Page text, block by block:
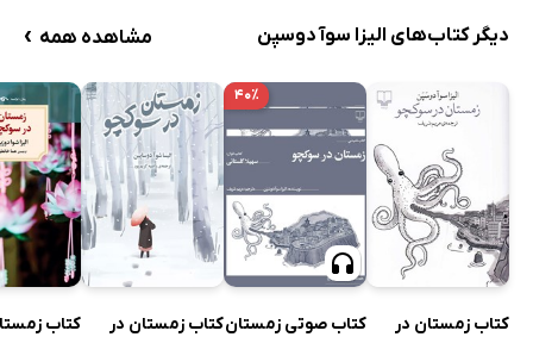
دیگر کتاب‌های الیزا سوآ دوسپن مشاهده همه ›
کتاب زمستان در
۴۰٪
کتاب صوتی زمستانکتاب زمستان در
کتاب